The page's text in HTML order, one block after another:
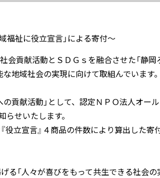
福祉に役立宣言」による寄付～
会貢献活動とＳＤＧｓを融合させた「静
地域社会の実現に向けて取組んでいます。
貢献活動」として、認定ＮＰＯ法人オー
せいたします。
役立宣言』４商品の件数により算出した寄
げる「人々が喜びをもって共生できる社会